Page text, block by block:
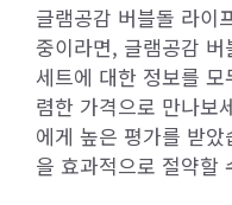
글램공감 버블돌 라이
중이라면, 글램공감
세트에 대한 정보를
렴한 가격으로 만나보
에게 높은 평가를 받
을 효과적으로 절약할